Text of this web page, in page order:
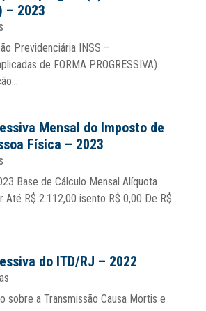
– 2023
Previdenciária INSS –
de FORMA PROGRESSIVA)
Mensal do Imposto de
Física – 2023
Base de Cálculo Mensal Alíquota
Até R$ 2.112,00 isento R$ 0,00 De R$
do ITD/RJ – 2022
sobre a Transmissão Causa Mortis e